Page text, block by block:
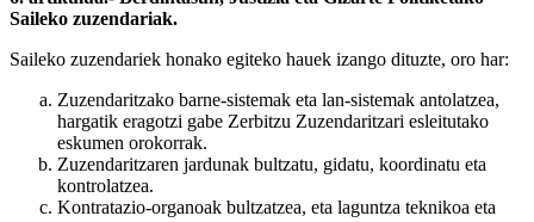
Saileko zuzendariak.
Saileko zuzendariek honako egiteko hauek izango dituzte, oro har:
Zuzendaritzako barne-sistemak eta lan-sistemak antolatzea,
hargatik eragotzi gabe Zerbitzu Zuzendaritzari esleitutako
eskumen orokorrak.
Zuzendaritzaren jardunak bultzatu, gidatu, koordinatu eta
kontrolatzea.
Kontratazio-organoak bultzatzea, eta laguntza teknikoa eta